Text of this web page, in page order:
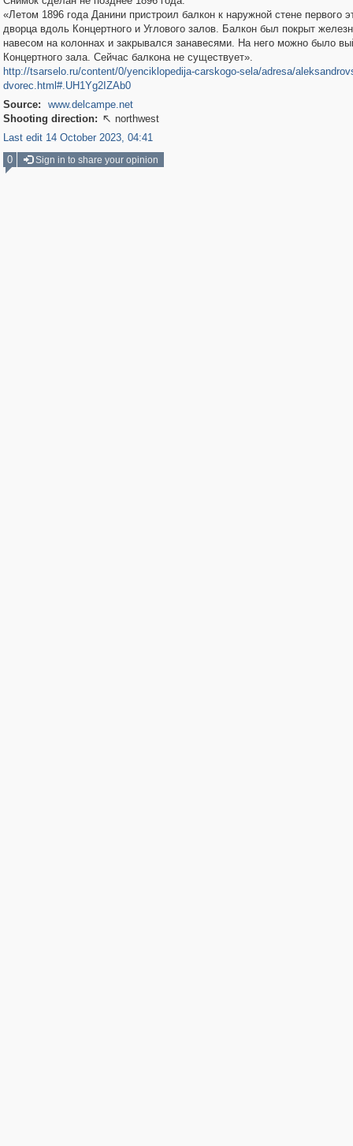
«Летом 1896 года Данини пристроил балкон к наружной стене первого
дворца вдоль Концертного и Углового залов. Балкон был покрыт
навесом на колоннах и закрывался занавесями. На него можно было
Концертного зала. Сейчас балкона не существует».
http://tsarselo.ru/content/0/yenciklopedija-carskogo-sela/adresa/
dvorec.html#.UH1Yg2IZAb0
Source:
www.delcampe.net
Shooting direction:  northwest
Last edit 14 October 2023, 04:41
0
Sign in to share your opinion